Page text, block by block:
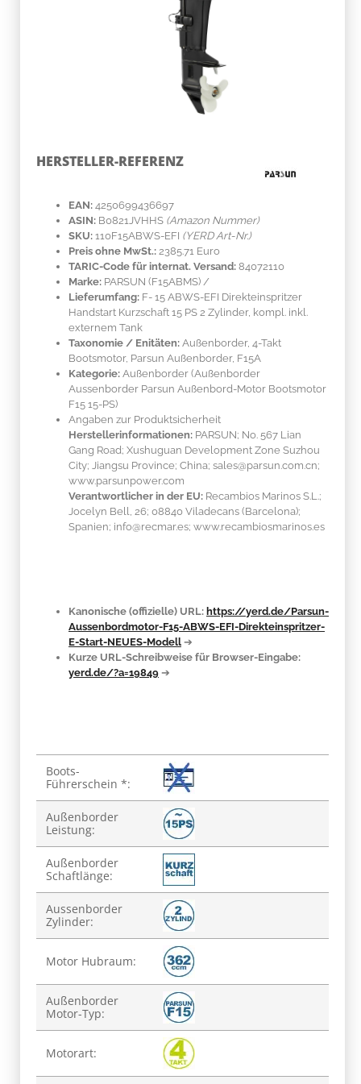
HERSTELLER-REFERENZ
EAN: 4250699436697
ASIN: B0821JVHHS (Amazon Nummer)
SKU: 110F15ABWS-EFI (YERD Art-Nr.)
Preis ohne MwSt.: 2385.71 Euro
TARIC-Code für internat. Versand: 84072110
Marke: PARSUN (F15ABMS) /
Lieferumfang: F- 15 ABWS-EFI Direkteinspritzer
Handstart Kurzschaft 15 PS 2 Zylinder, kompl. inkl.
externem Tank
Taxonomie / Enitäten: Außenborder, 4-Takt
Bootsmotor, Parsun Außenborder, F15A
Kategorie: Außenborder (Außenborder
Aussenborder Parsun Außenbord-Motor Bootsmotor
F15 15-PS)
Angaben zur Produktsicherheit
Herstellerinformationen: PARSUN; No. 567 Lian
Gang Road; Xushuguan Development Zone Suzhou
City; Jiangsu Province; China; sales@parsun.com.cn;
www.parsunpower.com
Verantwortlicher in der EU: Recambios Marinos S.L.;
Jocelyn Bell, 26; 08840 Viladecans (Barcelona);
Spanien; info@recmar.es; www.recambiosmarinos.es
Kanonische (offizielle) URL: https://yerd.de/Parsun-
Aussenbordmotor-F15-ABWS-EFI-Direkteinspritzer-
E-Start-NEUES-Modell ➔
Kurze URL-Schreibweise für Browser-Eingabe:
yerd.de/?a=19849 ➔
Produkteigenschaft
Wert
Boots-
Führerschein *:
Außenborder
Leistung:
Außenborder
Schaftlänge:
Aussenborder
Zylinder:
Motor Hubraum:
Außenborder
Motor-Typ:
Motorart: